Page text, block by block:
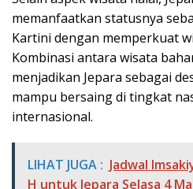
memanfaatkan statusnya
Kartini dengan memperkuat
Kombinasi antara wisata
menjadikan Jepara sebagai
mampu bersaing di tingkat
internasional.
LIHAT JUGA : Jadwal
H untuk Jepara Selasa 4